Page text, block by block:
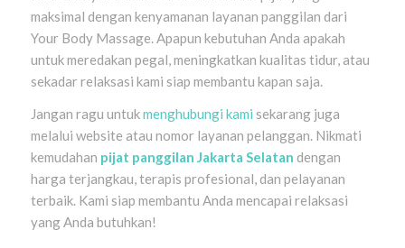
maksimal dengan kenyamanan layanan panggilan dari
Your Body Massage. Apapun kebutuhan Anda apakah
untuk meredakan pegal, meningkatkan kualitas tidur, atau
sekadar relaksasi kami siap membantu kapan saja.
Jangan ragu untukmenghubungi kami sekarang juga
melalui website atau nomor layanan pelanggan. Nikmati
kemudahan pijat panggilan Jakarta Selatan dengan
harga terjangkau, terapis profesional, dan pelayanan
terbaik. Kami siap membantu Anda mencapai relaksasi
yang Anda butuhkan!